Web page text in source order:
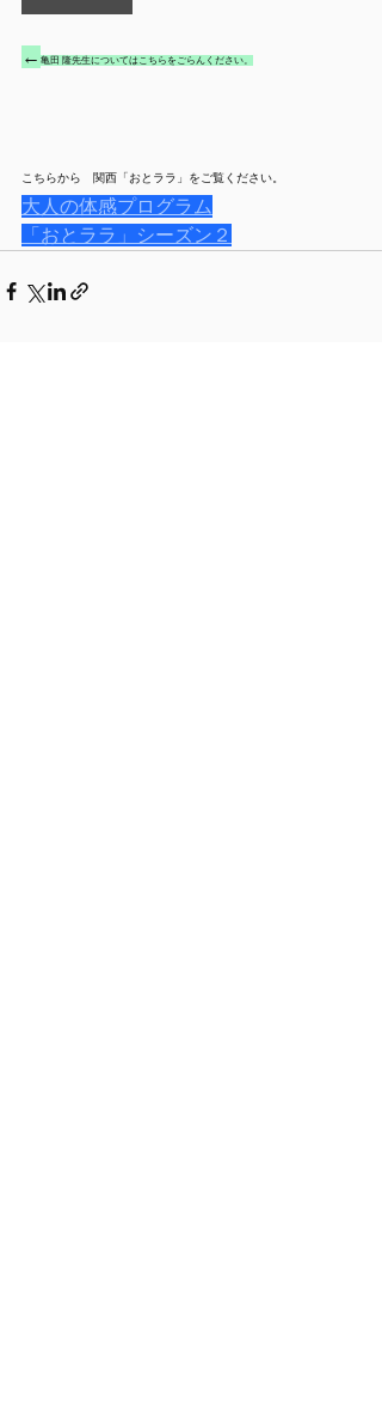
← 亀田 隆先生についてはこちらをごらんください。
こちらから　関西「おとララ」をご覧ください。
大人の体感プログラム
「おとララ」シーズン２